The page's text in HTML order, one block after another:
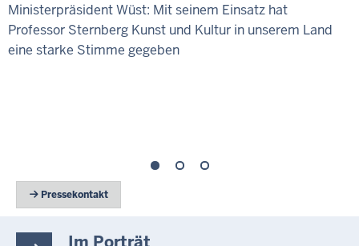
Ministerpräsident Wüst: Mit seinem Einsatz hat
Professor Sternberg Kunst und Kultur in unserem Land
eine starke Stimme gegeben
Pressekontakt
Im Porträt